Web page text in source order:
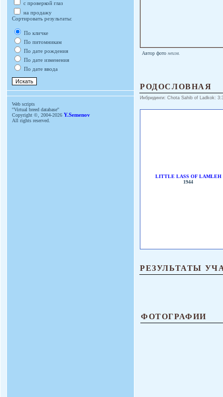
с проверкой глаз
на продажу
Сортировать результаты:
По кличке
По питомникам
По дате рождения
По дате изменения
По дате ввода
Web scripts
''Virtual breed database''
Copyright ©, 2004-2026 Y.Semenov
All rights reserved.
Автор фото неизв.
РОДОСЛОВНАЯ
Инбридинги: Chota Sahib of Ladkok:
LITTLE LASS OF LAMLEH
1944
РЕЗУЛЬТАТЫ
ФОТОГРАФИИ